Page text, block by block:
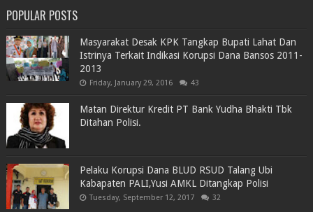
POPULAR POSTS
Masyarakat Desak KPK Tangkap Bupati Lahat Dan
Istrinya Terkait Indikasi Korupsi Dana Bansos 2011-
2013
Friday, January 29, 2016 43
Matan Direktur Kredit PT Bank Yudha Bhakti Tbk
Ditahan Polisi.
Pelaku Korupsi Dana BLUD RSUD Talang Ubi
Kabapaten PALI,Yusi AMKL Ditangkap Polisi
Tuesday, September 12, 2017 32